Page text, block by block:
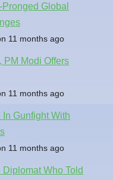
Global
11 months ago
PM Modi Offers
11 months ago
Gunfight With
11 months ago
Who Told